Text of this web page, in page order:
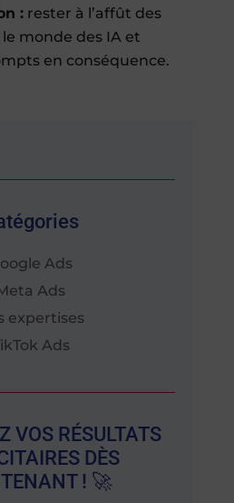
:rester à l’affût des
monde des IA et
en conséquence.
Ads
Ads
expertises
Ads
VOS RÉSULTATS
DÈS
! 🚀